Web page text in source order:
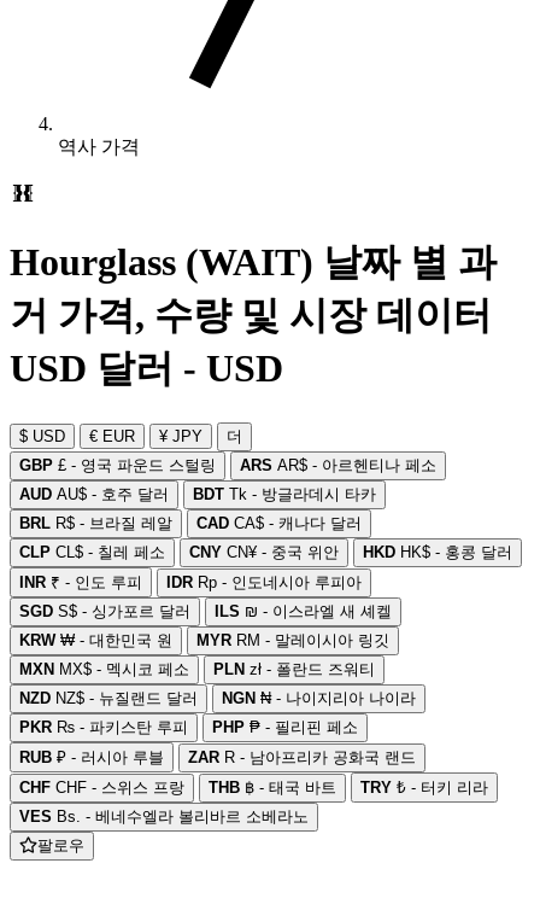
역사 가격
Hourglass (WAIT) 날짜 별 과
거 가격, 수량 및 시장 데이터
USD 달러 - USD
$ USD € EUR ¥ JPY
더
GBP £ - 영국 파운드 스털링 ARS AR$ - 아르헨티나 페소
AUD AU$ - 호주 달러 BDT Tk - 방글라데시 타카
BRL R$ - 브라질 레알 CAD CA$ - 캐나다 달러
CLP CL$ - 칠레 페소 CNY CN¥ - 중국 위안 HKD HK$ - 홍콩 달러
INR ₹ - 인도 루피 IDR Rp - 인도네시아 루피아
SGD S$ - 싱가포르 달러 ILS ₪ - 이스라엘 새 셰켈
KRW₩ - 대한민국 원 MYR RM - 말레이시아 링깃
MXN MX$ - 멕시코 페소 PLN zł - 폴란드 즈워티
NZD NZ$ - 뉴질랜드 달러 NGN ₦ - 나이지리아 나이라
PKR ₨ - 파키스탄 루피 PHP ₱ - 필리핀 페소
RUB ₽ - 러시아 루블 ZAR R - 남아프리카 공화국 랜드
CHF CHF - 스위스 프랑 THB ฿ - 태국 바트 TRY ₺ - 터키 리라
VES Bs. - 베네수엘라 볼리바르 소베라노
팔로우